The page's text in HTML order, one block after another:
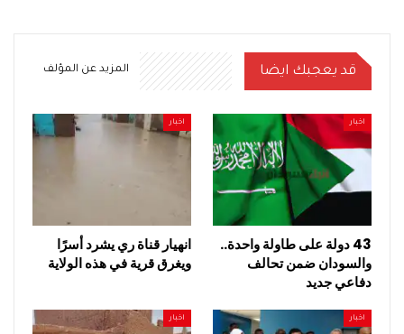
قد يعجبك ايضا المزيد عن المؤلف
اخبار
43 دولة على طاولة واحدة..
والسودان ضمن تحالف
دفاعي جديد
اخبار
انهيار قناة ري يشرد أسرًا
ويغرق قرية في هذه الولاية
اخبار اخبار